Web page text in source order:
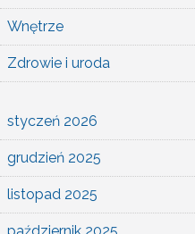
Wnętrze
Zdrowie i uroda
styczeń 2026
grudzień 2025
listopad 2025